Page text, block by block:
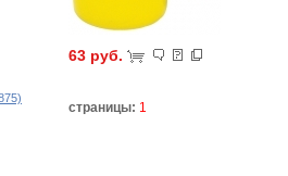
63 руб.
страницы: 1